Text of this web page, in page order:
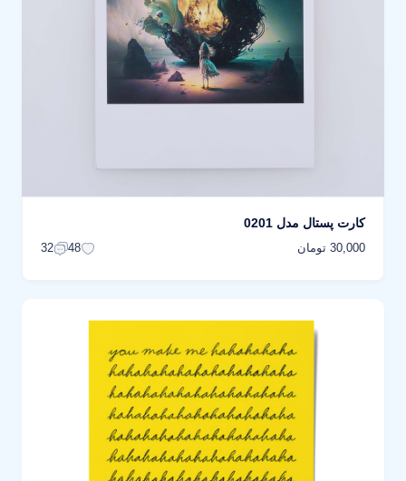
کارت پستال مدل 0201
30,000 تومان 48
32